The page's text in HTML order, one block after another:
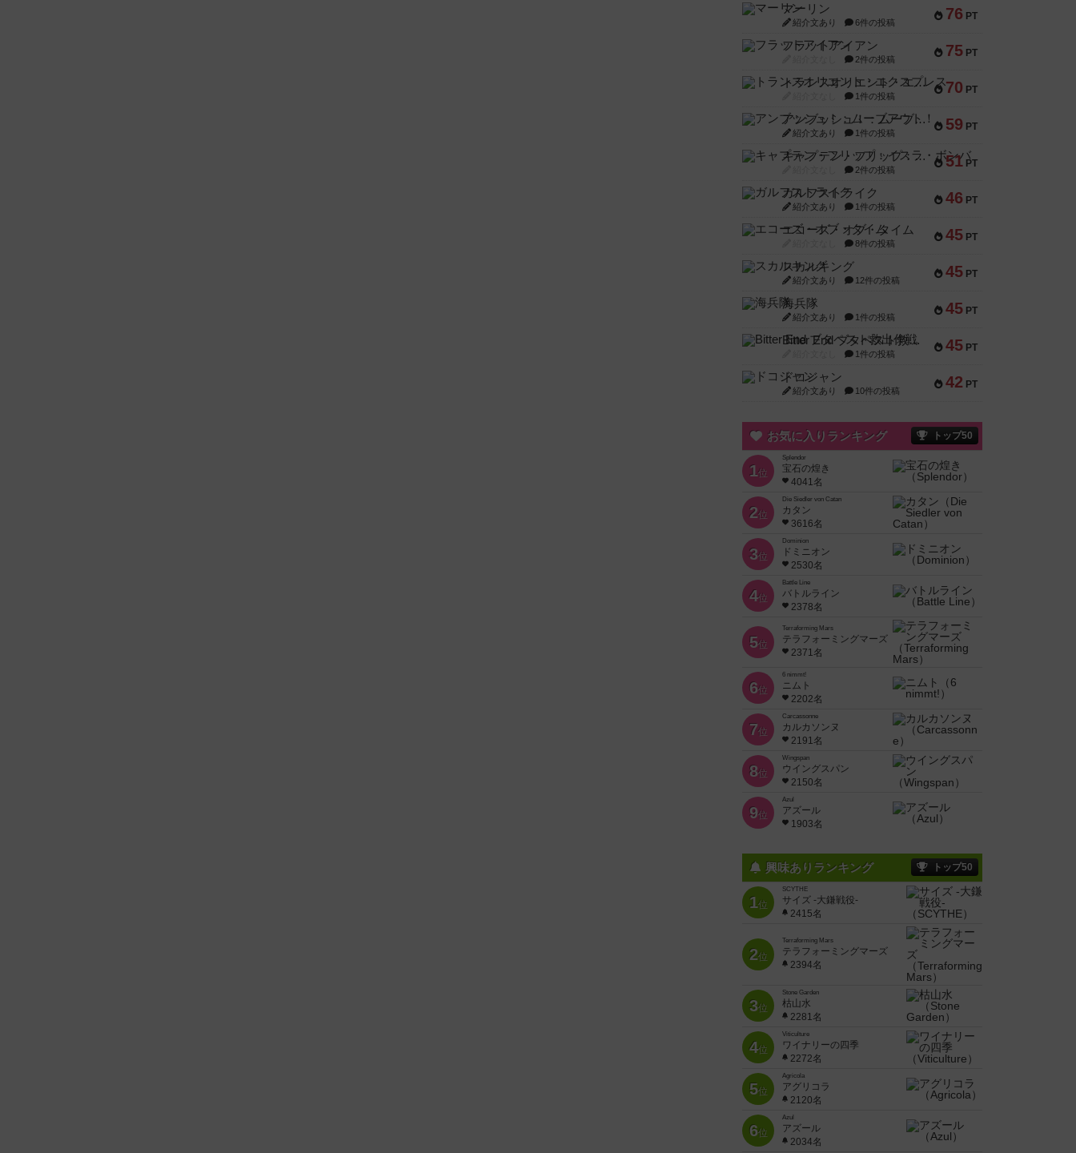
76 PT
マーリン
紹介文あり 6件の投稿
75 PT
フラットアイアン
2件の投稿
70 PT
トランスオリエント・エクスプレス
1件の投稿
59 PT
アンブッシュ！：ムーブアウト！
紹介文あり 1件の投稿
51 PT
キャプテン・フリップ：イスラ・ボンバ
2件の投稿
46 PT
ガルフストライク
紹介文あり 1件の投稿
45 PT
エコーズ・オブ・タイム
8件の投稿
45 PT
スカルキング
紹介文あり 12件の投稿
45 PT
海兵隊
紹介文あり 1件の投稿
45 PT
Bitter End ブタペスト救出作戦
1件の投稿
42 PT
ドコジャン
紹介文あり 10件の投稿
お気に入りランキング トップ50
1位
Splendor
宝石の煌き
4041名
2位
Die Siedler von Catan
カタン
3616名
3位
Dominion
ドミニオン
2530名
4位
Battle Line
バトルライン
2378名
5位
Terraforming Mars
テラフォーミングマーズ
2371名
6位
6 nimmt!
ニムト
2202名
7位
Carcassonne
カルカソンヌ
2191名
8位
Wingspan
ウイングスパン
2150名
9位
Azul
アズール
1903名
興味ありランキング トップ50
1位
SCYTHE
サイズ -大鎌戦役-
2415名
2位
Terraforming Mars
テラフォーミングマーズ
2394名
3位
Stone Garden
枯山水
2281名
4位
Viticulture
ワイナリーの四季
2272名
5位
Agricola
アグリコラ
2120名
6位
Azul
アズール
2034名